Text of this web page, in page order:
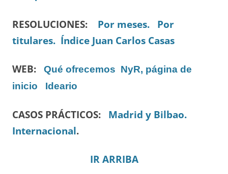
RESOLUCIONES: Por meses.
Por
titulares. Índice Juan Carlos Casas
WEB: Qué ofrecemos NyR, página de
inicio
Ideario
CASOS PRÁCTICOS: Madrid y Bilbao.
Internacional.
IR ARRIBA